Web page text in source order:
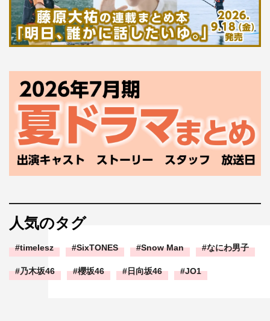
人気のタグ
timelesz SixTONES Snow Man なにわ男子
乃木坂46 櫻坂46 日向坂46 JO1